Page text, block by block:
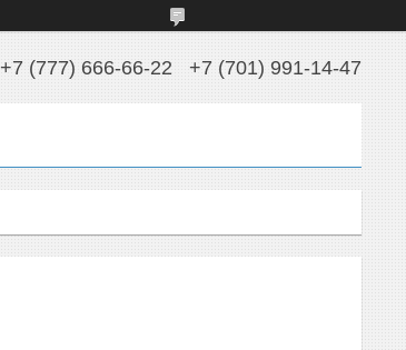
+7 (777) 666-66-22 +7 (701) 991-14-47